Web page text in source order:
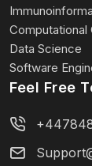
Computational
Data Science
Software
Feel Free